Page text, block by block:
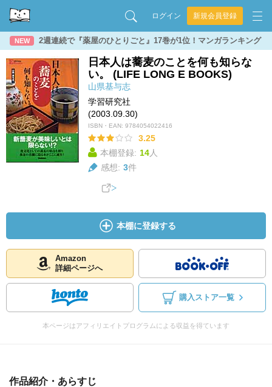
ログイン 新規会員登録
NEW 2週連続で『薬屋のひとりごと』17巻が1位！マンガランキング
日本人は蕎麦のことを何も知らな
い。 (LIFE LONG E BOOKS)
山県基与志
学習研究社
(2003.09.30)
ISBN・EAN: 9784054022416
3.25
本棚登録: 14人
感想: 3件
本棚に登録する
Amazon
詳細ページへ
購入ストア一覧
本ページはアフィリエイトプログラムによる収益を得ています
作品紹介・あらすじ